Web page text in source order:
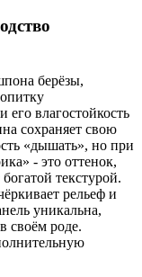
берёзы,
влагостойкость
сохраняет свою
«дышать», но при
- это оттенок,
текстурой.
рельеф и
уникальна,
своём роде.